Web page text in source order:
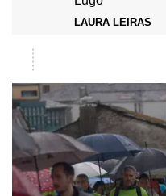
LAURA LEIRAS